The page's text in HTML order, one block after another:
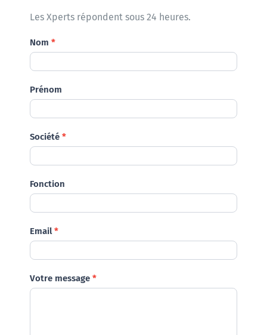
Les Xperts répondent sous 24 heures.
Demande
Nom *
Prénom
Société *
Fonction
Email*
Votre message *